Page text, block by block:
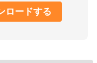
ロードする